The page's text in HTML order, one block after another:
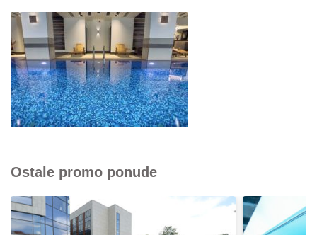
Ostale promo ponude